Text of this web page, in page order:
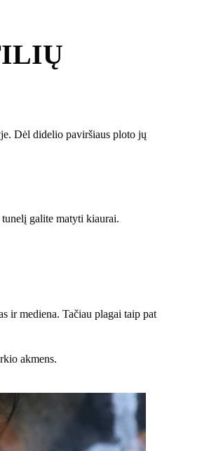
Dėl didelio paviršiaus ploto jų
galite matyti kiaurai.
ir mediena. Tačiau plagai taip pat
akmens.